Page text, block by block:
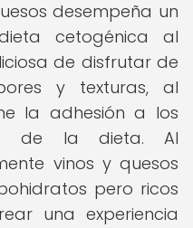
desempeña un
cetogénica al
de disfrutar de
y texturas, al
la adhesión a los
de la dieta. Al
vinos y quesos
pero ricos
una experiencia